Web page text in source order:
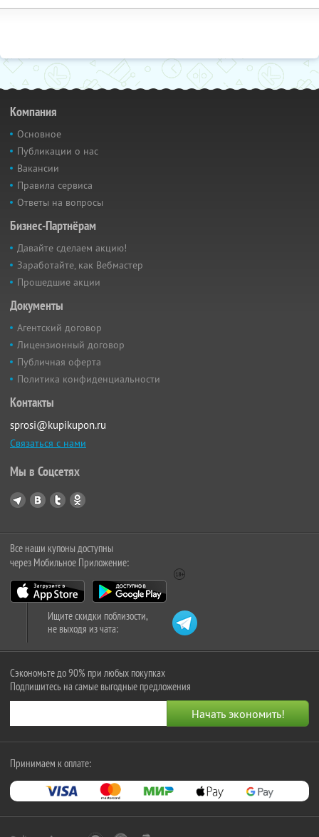
Компания
Основное
Публикации о нас
Вакансии
Правила сервиса
Ответы на вопросы
Бизнес-Партнёрам
Давайте сделаем акцию!
Заработайте, как Вебмастер
Прошедшие акции
Документы
Агентский договор
Лицензионный договор
Публичная оферта
Политика конфиденциальности
Контакты
sprosi@kupikupon.ru
Связаться с нами
Мы в Соцсетях
Все наши купоны доступны
через Мобильное Приложение:
Ищите скидки поблизости,
не выходя из чата:
Сэкономьте до 90% при любых покупках
Подпишитесь на самые выгодные предложения
Принимаем к оплате: